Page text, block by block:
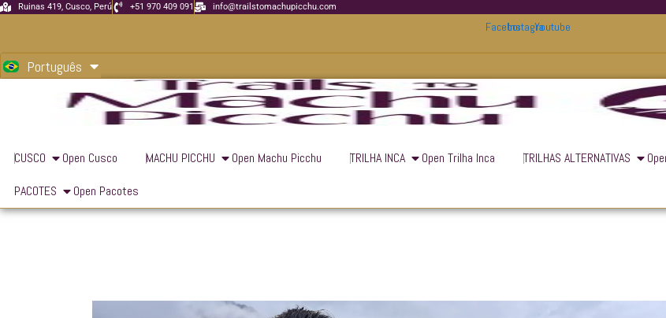
Ir
o
conteúdo
Ruinas 419, Cusco, Perú +51 970 409 091 info@trailstomachupicchu.com
FacebookInstagramYoutube
Português
English
Español
CUSCO Open Cusco MACHU PICCHU Open Machu Picchu TRILHA INCA Open Trilha Inca TRILHAS ALTERNATIVAS
PACOTES
Open Pacotes